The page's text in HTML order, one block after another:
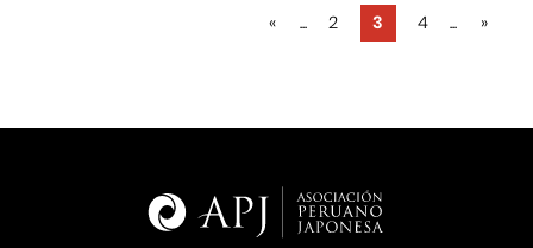
« ... 2 3 4 ... »